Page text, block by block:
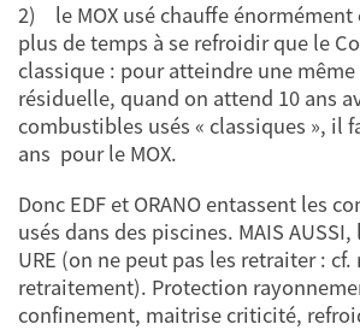
2) le MOX usé chauffe énormément
plus de temps à se refroidir que le
classique : pour atteindre une
résiduelle, quand on attend 10 ans
combustibles usés « classiques », il
ans pour le MOX.
Donc EDF et ORANO entassent les
usés dans des piscines. MAIS
URE (on ne peut pas les retraiter :
retraitement). Protection
confinement, maitrise criticité,